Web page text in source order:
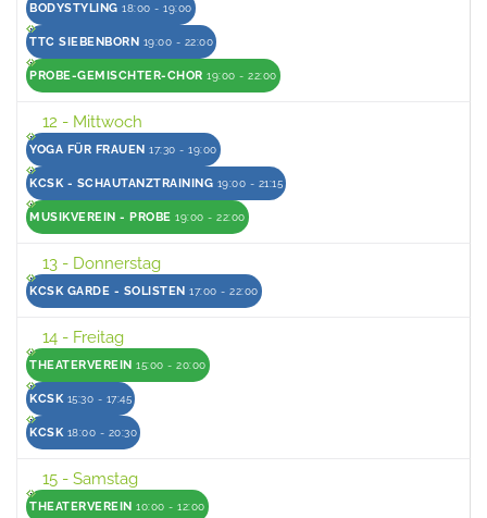
BODYSTYLING 18:00 - 19:00
TTC SIEBENBORN 19:00 - 22:00
PROBE-GEMISCHTER-CHOR 19:00 - 22:00
12 - Mittwoch
YOGA FÜR FRAUEN 17:30 - 19:00
KCSK - SCHAUTANZTRAINING 19:00 - 21:15
MUSIKVEREIN - PROBE 19:00 - 22:00
13 - Donnerstag
KCSK GARDE - SOLISTEN 17:00 - 22:00
14 - Freitag
THEATERVEREIN 15:00 - 20:00
KCSK 15:30 - 17:45
KCSK 18:00 - 20:30
15 - Samstag
THEATERVEREIN 10:00 - 12:00